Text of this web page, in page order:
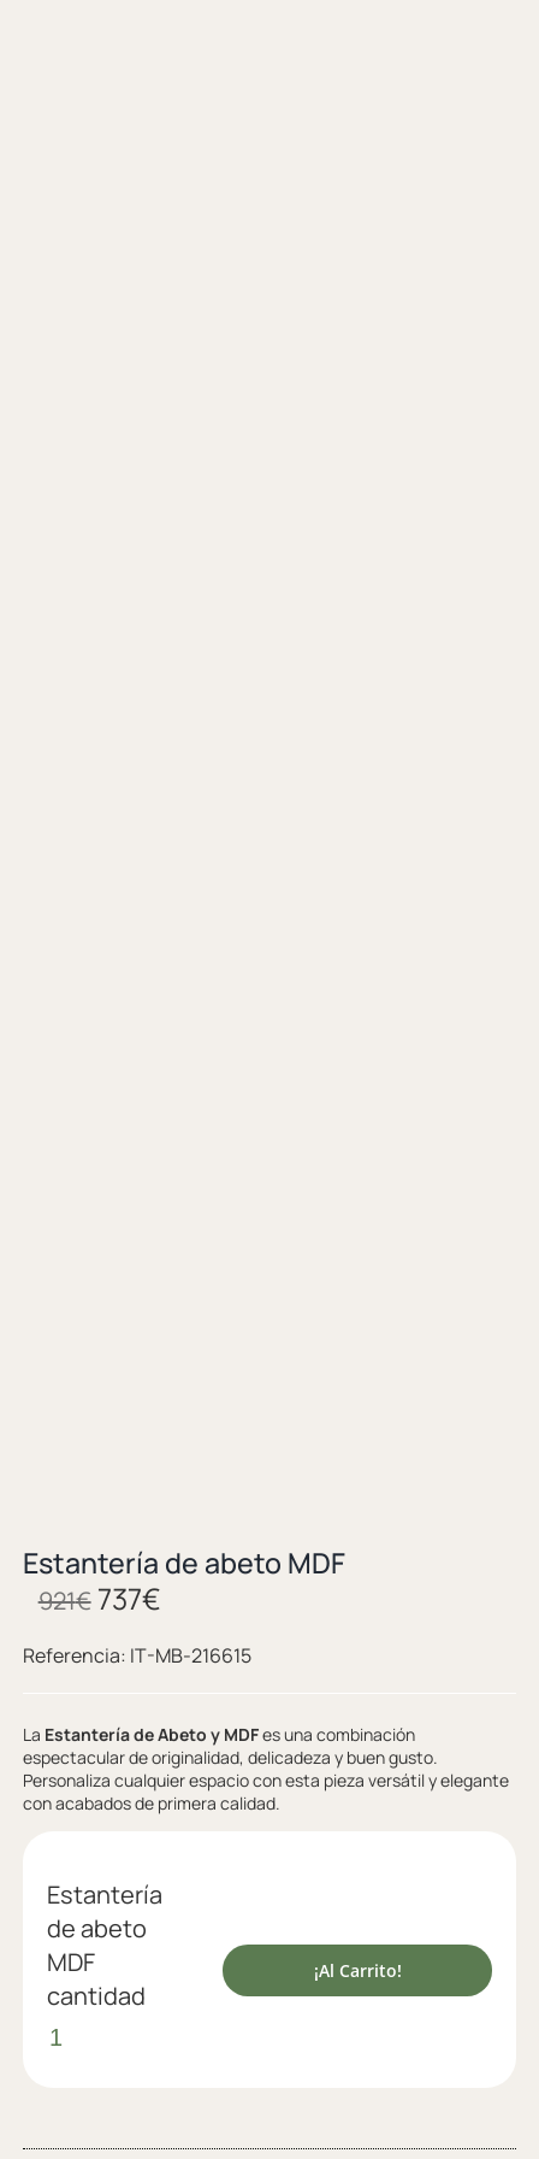
Estantería de abeto MDF
921€ 737€
Referencia: IT-MB-216615
La Estantería de Abeto y MDFes una combinación
espectacular de originalidad, delicadeza y buen gusto.
Personaliza cualquier espacio con esta pieza versátil y elegante
con acabados de primera calidad.
Estantería
de abeto
MDF
cantidad
¡Al Carrito!